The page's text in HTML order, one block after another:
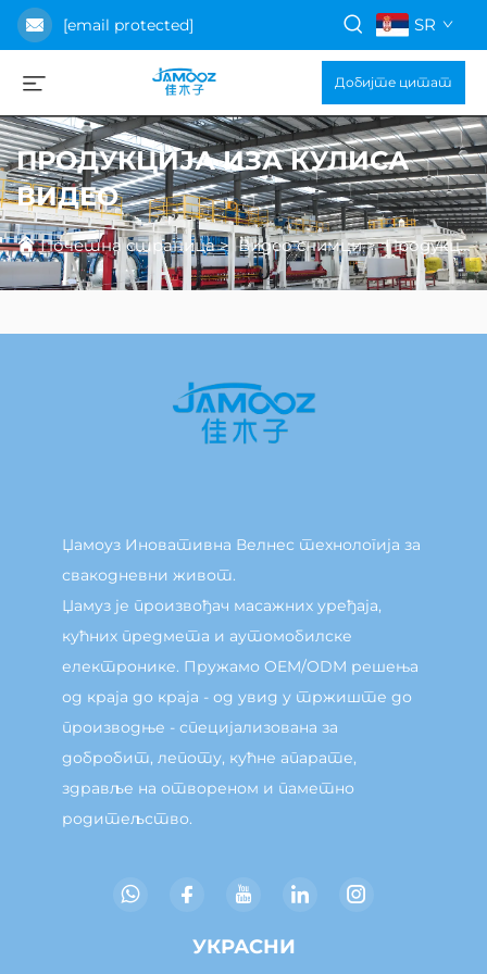
[email protected] SR
Добијте цитат
ПРОДУКЦИЈА ИЗА КУЛИСА
ВИДЕО
Почетна страница>Видео снимци>Продукција иза кулиса видео
Џамоуз Иновативна Велнес технологија за
свакодневни живот.
Џамуз је произвођач масажних уређаја,
кућних предмета и аутомобилске
електронике. Пружамо OEM/ODM решења
од краја до краја - од увид у тржиште до
производње - специјализована за
добробит, лепоту, кућне апарате,
здравље на отвореном и паметно
родитељство.
УКРАСНИ